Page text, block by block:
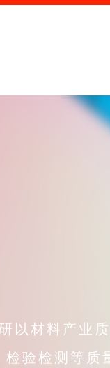
以材料产业
验检测等